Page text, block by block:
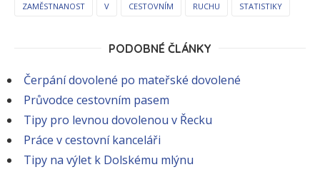
ZAMĚSTNANOST V CESTOVNÍM RUCHU STATISTIKY
PODOBNÉ ČLÁNKY
Čerpání dovolené po mateřské dovolené
Průvodce cestovním pasem
Tipy pro levnou dovolenou v Řecku
Práce v cestovní kanceláři
Tipy na výlet k Dolskému mlýnu